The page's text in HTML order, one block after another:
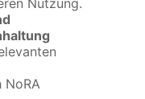
Nutzung.
NoRA